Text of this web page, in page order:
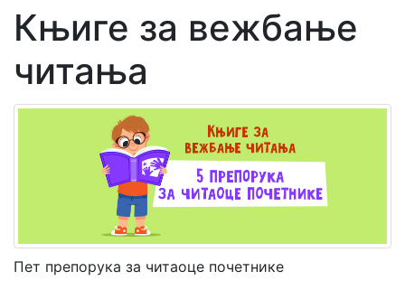
Акције
Latinica
Књиге за вежбање
читања
Пет препорука за читаоце почетнике